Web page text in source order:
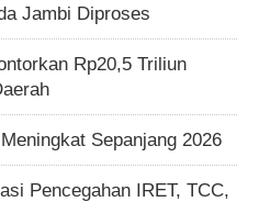
Jambi Diproses
Rp20,5 Triliun
Sepanjang 2026
Pencegahan IRET, TCC,